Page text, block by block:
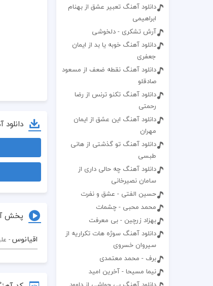
دانلود آهنگ تعبیر عشق از بهنام
ابراهیمی
آرش تشکری - دلخوشی
دانلود آهنگ خوبه یا بد از ایمان
جعفری
دانلود آهنگ نقطه ضعف از مسعود
صادقلو
دانلود آهنگ تکنو ترنس از رضا
رحمتی
دانلود آهنگ این عشق از ایمان
مهران
دانلود آهنگ تو گذشتی از هانی
طبسی
دانلود آهنگ چه حالی داری از
سامان نصیرخانی
حسین الفتی - عشق و نفرت
محمد محبی - چشمات
بهزاد زرچین - بی معرفت
دانلود آهنگ سوژه هات تکراریه از
سیروان خسروی
برف - محمد معتمدی
نیما مسیحا - آخرین امید
پخش
اقیانوس -